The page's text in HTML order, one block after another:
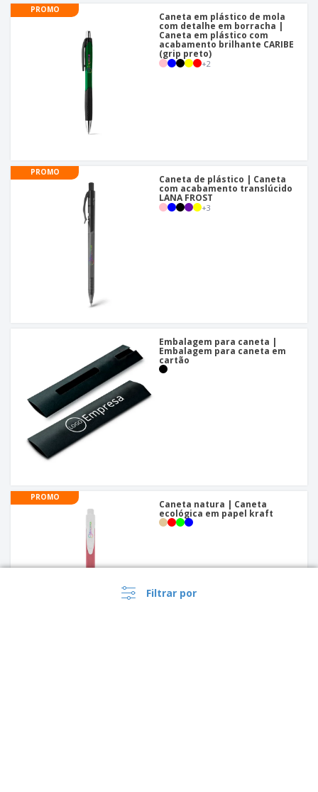
Filtrar por
PROMO
Caneta em plástico de mola
com detalhe em borracha |
Caneta em plástico com
acabamento brilhante CARIBE
(grip preto)
+2
PROMO
Caneta de plástico | Caneta
com acabamento translúcido
LANA FROST
+3
Embalagem para caneta |
Embalagem para caneta em
cartão
PROMO
Caneta natura | Caneta
ecológica em papel kraft